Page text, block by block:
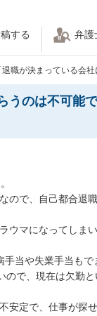
する 弁護
職が決まっている会
うのは不可能
ので、自己都合退職
ウマになってしま
当や失業手当もで
ので、現在は欠勤
安定で、仕事が探せ